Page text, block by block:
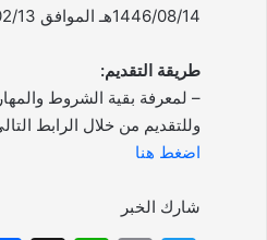
1446/08/14هـ الموافق 2025/02/13م.
طريقة التقديم:
– لمعرفة بقية الشروط
وللتقديم من خلال الرابط
اضغط هنا
شارك الخبر